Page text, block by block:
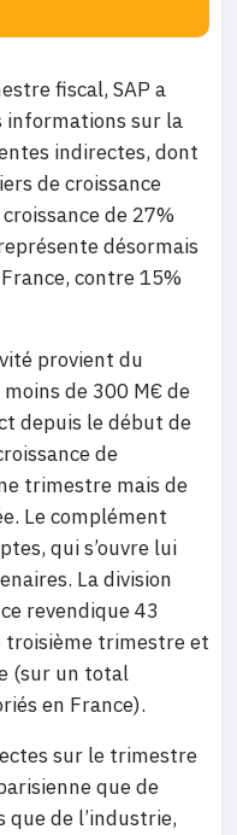
fiscal, SAP a
informations sur la
indirectes, dont
de croissance
de 27%
désormais
contre 15%
provient du
de 300 M€ de
depuis le début de
de
trimestre mais de
Le complément
qui s’ouvre lui
La division
revendique 43
troisième trimestre et
(sur un total
en France).
sur le trimestre
que de
de l’industrie,